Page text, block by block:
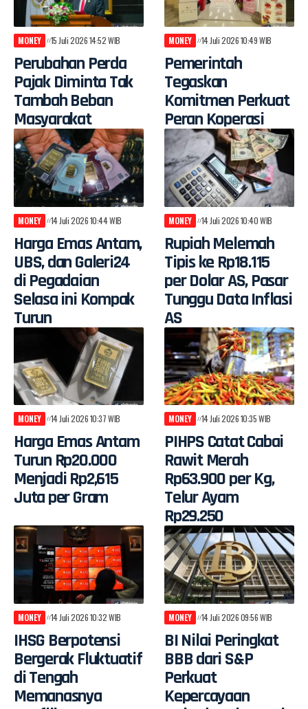
MONEY 15 Juli 2026 14:52 WIB
Perubahan Perda
Pajak Diminta Tak
Tambah Beban
Masyarakat
MONEY 14 Juli 2026 10:49 WIB
Pemerintah
Tegaskan
Komitmen Perkuat
Peran Koperasi
MONEY 14 Juli 2026 10:44 WIB
Harga Emas Antam,
UBS, dan Galeri24
di Pegadaian
Selasa ini Kompak
Turun
MONEY 14 Juli 2026 10:40 WIB
Rupiah Melemah
Tipis ke Rp18.115
per Dolar AS, Pasar
Tunggu Data Inflasi
AS
MONEY 14 Juli 2026 10:37 WIB
Harga Emas Antam
Turun Rp20.000
Menjadi Rp2,615
Juta per Gram
MONEY 14 Juli 2026 10:35 WIB
PIHPS Catat Cabai
Rawit Merah
Rp63.900 per Kg,
Telur Ayam
Rp29.250
MONEY 14 Juli 2026 10:32 WIB
IHSG Berpotensi
Bergerak Fluktuatif
di Tengah
Memanasnya
MONEY 14 Juli 2026 09:56 WIB
BI Nilai Peringkat
BBB dari S&P
Perkuat
Kepercayaan